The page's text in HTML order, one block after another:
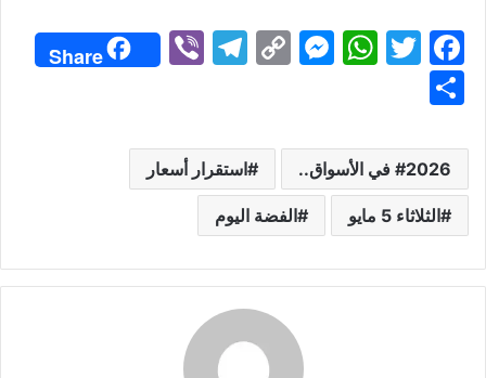
F
e
b
o
k
T
er
W
s
A
M
s
e
n
er
C
y
Li
n
T
gr
a
Vi
b
Share
ar
e
2026 في الأسواق.. استقرار أسعار
الثلاثاء 5 مايو الفضة اليوم